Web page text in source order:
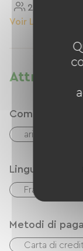
2 Personnes
Voir Le Logement
Comfort
aria
Lingue
Français
Metodi di
Carta di